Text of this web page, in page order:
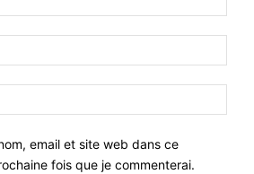
:*
:*
:
email et site web dans ce
fois que je commenterai.